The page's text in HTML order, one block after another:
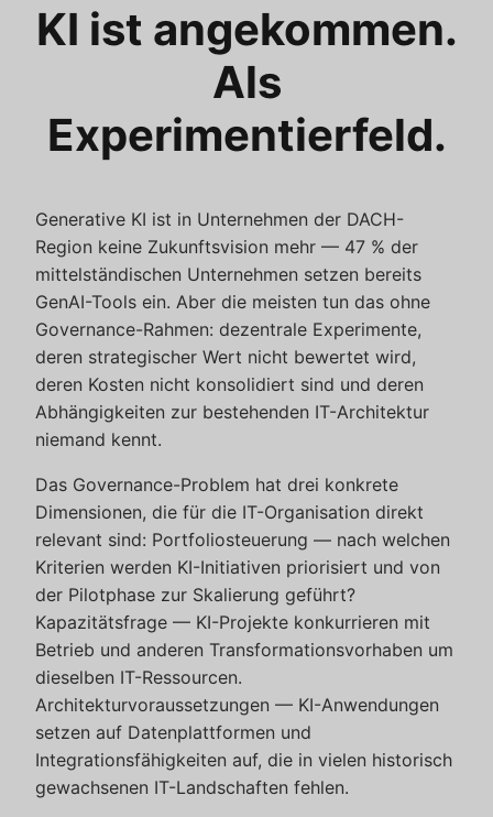
KI ist angekommen.
Als
Experimentierfeld.
Generative KI ist in Unternehmen der DACH-
Region keine Zukunftsvision mehr — 47 % der
mittelständischen Unternehmen setzen bereits
GenAI-Tools ein. Aber die meisten tun das ohne
Governance-Rahmen: dezentrale Experimente,
deren strategischer Wert nicht bewertet wird,
deren Kosten nicht konsolidiert sind und deren
Abhängigkeiten zur bestehenden IT-Architektur
niemand kennt.
Das Governance-Problem hat drei konkrete
Dimensionen, die für die IT-Organisation direkt
relevant sind: Portfoliosteuerung — nach welchen
Kriterien werden KI-Initiativen priorisiert und von
der Pilotphase zur Skalierung geführt?
Kapazitätsfrage — KI-Projekte konkurrieren mit
Betrieb und anderen Transformationsvorhaben um
dieselben IT-Ressourcen.
Architekturvoraussetzungen — KI-Anwendungen
setzen auf Datenplattformen und
Integrationsfähigkeiten auf, die in vielen historisch
gewachsenen IT-Landschaften fehlen.